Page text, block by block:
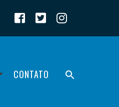
CONTATO